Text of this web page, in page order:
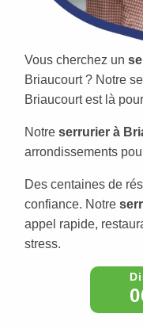
Vous cherchez un
Briaucourt ? Notre
Briaucourt est là
Notre serrurier à
arrondissements pour
Des centaines de
confiance. Notre
appel rapide,
stress.